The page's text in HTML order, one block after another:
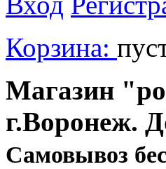
Корзина:
Магазин
г.Воронеж.
Cамовывоз